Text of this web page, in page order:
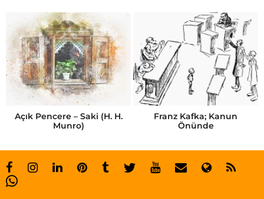
Açık Pencere – Saki (H. H.
Munro)
Franz Kafka; Kanun
Önünde